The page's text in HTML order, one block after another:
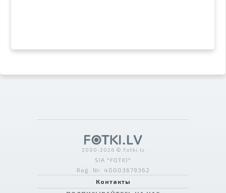
2000-2026 © Fotki.lv
SIA "FOTKI"
Reģ. Nr. 40003679362
Контакты